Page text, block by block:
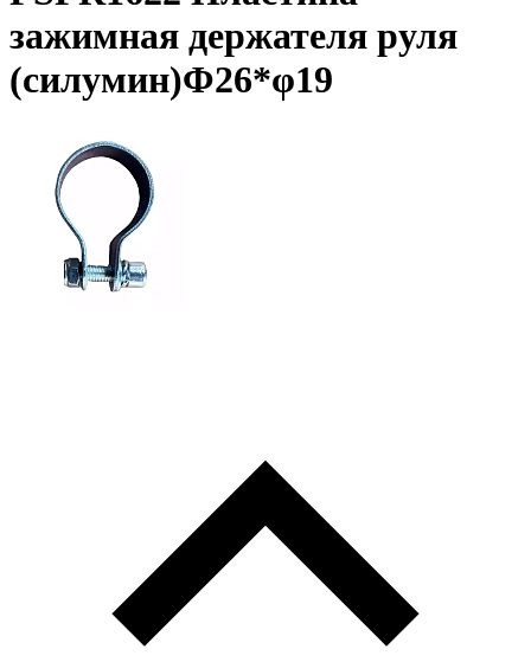
зажимная держателя руля
(силумин)Φ26*φ19